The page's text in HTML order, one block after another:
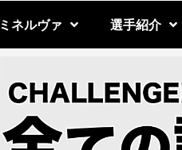
ミネルヴァ 選手紹介